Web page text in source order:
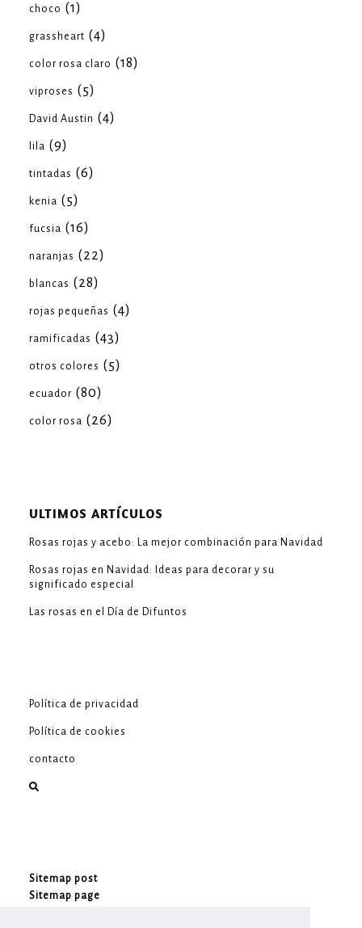
choco (1)
grassheart (4)
color rosa claro (18)
viproses (5)
David Austin (4)
lila (9)
tintadas (6)
kenia (5)
fucsia (16)
naranjas (22)
blancas (28)
rojas pequeñas (4)
ramificadas (43)
otros colores (5)
ecuador (80)
color rosa (26)
ULTIMOS ARTÍCULOS
Rosas rojas y acebo: La mejor combinación para Navidad
Rosas rojas en Navidad: Ideas para decorar y su
significado especial
Las rosas en el Día de Difuntos
Política de privacidad
Política de cookies
contacto
Sitemap post
Sitemap page